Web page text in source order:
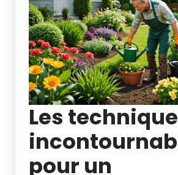
Les
pour un